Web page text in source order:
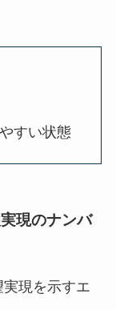
すい状態
現のナンバ
現を示すエ